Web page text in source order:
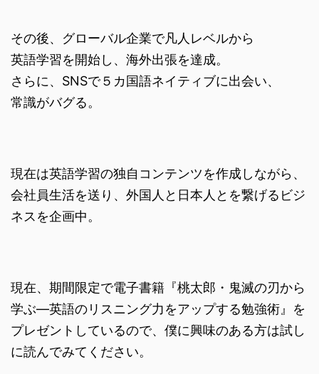
その後、グローバル企業で凡人レベルから
英語学習を開始し、海外出張を達成。
さらに、SNSで５カ国語ネイティブに出会い、
常識がバグる。
現在は英語学習の独自コンテンツを作成しながら、
会社員生活を送り、外国人と日本人とを繋げるビジ
ネスを企画中。
現在、期間限定で電子書籍『桃太郎・鬼滅の刃から
学ぶ―英語のリスニング力をアップする勉強術』を
プレゼントしているので、僕に興味のある方は試し
に読んでみてください。